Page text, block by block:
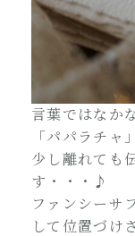
言葉ではなか
「パパラチャ
少し離れても
す・・・♪
ファンシーサ
して位置づけ